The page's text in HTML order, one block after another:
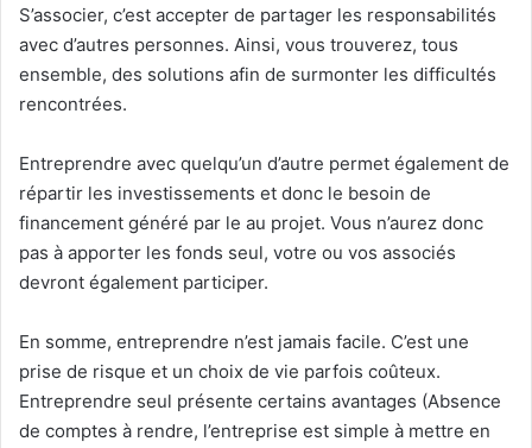
S’associer, c’est accepter de partager les responsabilités
avec d’autres personnes. Ainsi, vous trouverez, tous
ensemble, des solutions afin de surmonter les difficultés
rencontrées.
Entreprendre avec quelqu’un d’autre permet également de
répartir les investissements et donc le besoin de
financement généré par le au projet. Vous n’aurez donc
pas à apporter les fonds seul, votre ou vos associés
devront également participer.
En somme, entreprendre n’est jamais facile. C’est une
prise de risque et un choix de vie parfois coûteux.
Entreprendre seul présente certains avantages (Absence
de comptes à rendre, l’entreprise est simple à mettre en